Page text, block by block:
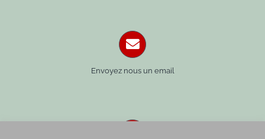
Envoyez nous un email